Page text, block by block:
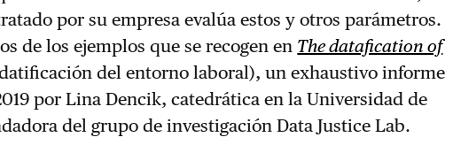
por su empresa evalúa estos y otros parámetros.
de los ejemplos que se recogen en The datafication of
del entorno laboral), un exhaustivo informe
por Lina Dencik, catedrática en la Universidad de
del grupo de investigación Data Justice Lab.